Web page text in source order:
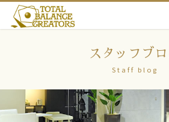
スタッフブロ
Staff blog